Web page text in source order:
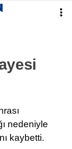
nedeniyle
kaybetti.